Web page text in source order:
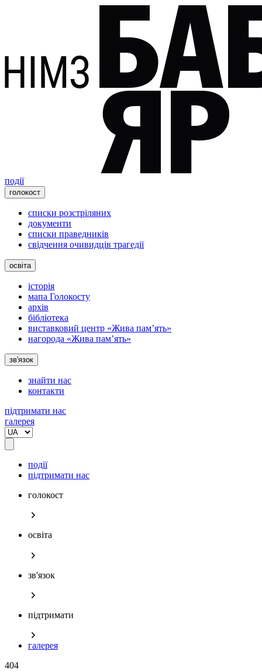
події
голокост
списки розстріляних
документи
списки праведників
свідчення очивидців трагедії
освіта
історія
мапа Голокосту
архів
бібліотека
виставковий центр «Жива пам’ять»
нагорода «Жива пам’ять»
зв'язок
знайти нас
контакти
підтримати нас
галерея
події
підтримати нас
голокост
освіта
зв'язок
підтримати
галерея
404